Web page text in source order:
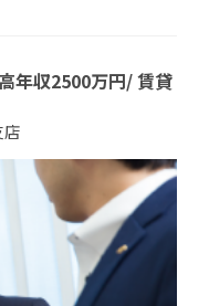
年収2500万円/ 賃貸